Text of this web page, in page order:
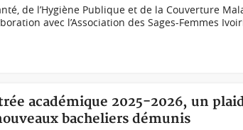
de l’Hygiène Publique et de la Couverture
avec l’Association des Sages-Femmes
académique 2025-2026, un
bacheliers démunis